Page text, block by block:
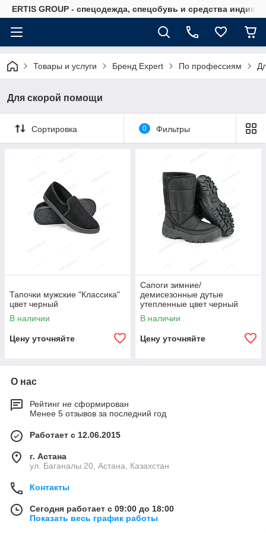
ERTIS GROUP - спецодежда, спецобувь и средства
Товары и услуги Бренд Expert По профессиям
Для скорой помощи
Сортировка 0 Фильтры
Тапочки мужские "Классика"
цвет черный
В наличии
Цену уточняйте
Сапоги зимние/
демисезонные дутые
утепленные цвет черный
В наличии
Цену уточняйте
О нас
Рейтинг не сформирован
Менее 5 отзывов за последний год
Работает с 12.06.2015
г. Астана
ул. Баганалы 20, Астана, Казахстан
Контакты
Сегодня работает с 09:00 до 18:00
Показать весь график работы